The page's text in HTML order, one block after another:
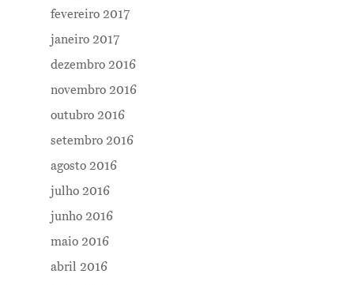
fevereiro 2017
janeiro 2017
dezembro 2016
novembro 2016
outubro 2016
setembro 2016
agosto 2016
julho 2016
junho 2016
maio 2016
abril 2016